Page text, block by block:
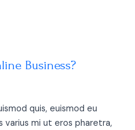
Business?
quis, euismod eu
varius mi ut eros pharetra,